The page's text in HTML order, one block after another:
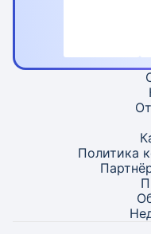
Политика